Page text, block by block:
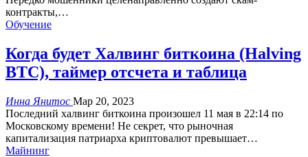
контракты,…
Обучение
Когда будет Халвинг биткоина (Halving
BTC), таймер отсчета и таблица
Инна Янитос Мар 20, 2023
Последний халвинг биткоина произошел 11 мая в 22:14 по
Московскому времени! Не секрет, что рыночная
капитализация патриарха криптовалют превышает…
Майнинг